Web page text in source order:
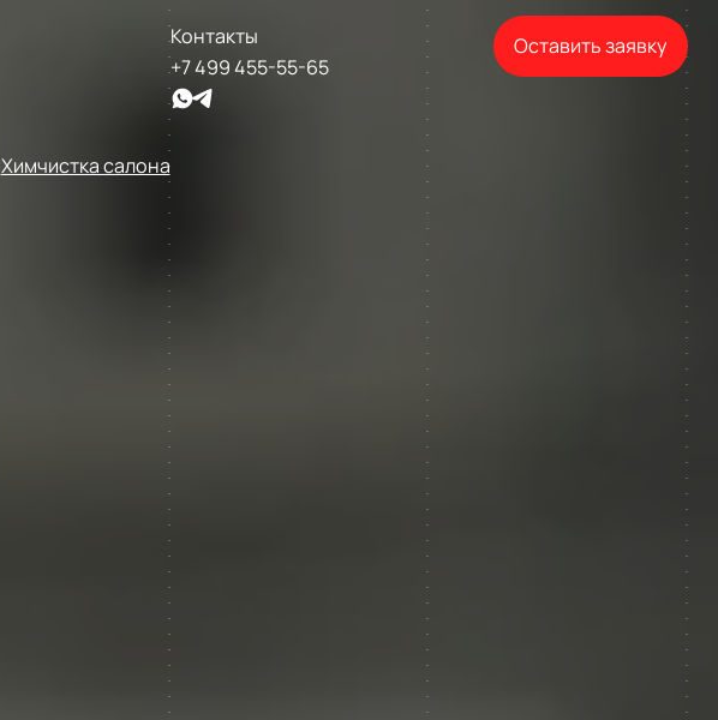
Контакты
+7 499 455-55-65
Оставить заявку
Химчистка салона